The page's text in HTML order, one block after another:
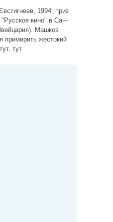
1994; приз
кино" в Сан-
Машков
примирить жестокий
тут